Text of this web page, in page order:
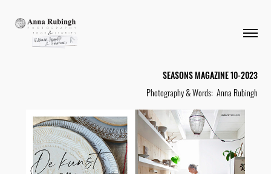
SEASONS MAGAZINE 10-2023
Photography & Words: Anna Rubingh